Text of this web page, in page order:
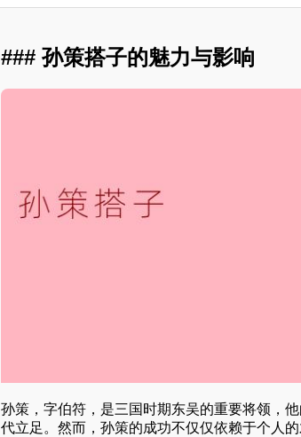
### 孙策搭子的魅力与影响
孙策，字伯符，是三国时期东吴的重要将领，
代立足。然而，孙策的成功不仅仅依赖于个人